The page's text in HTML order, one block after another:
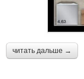
читать дальше →